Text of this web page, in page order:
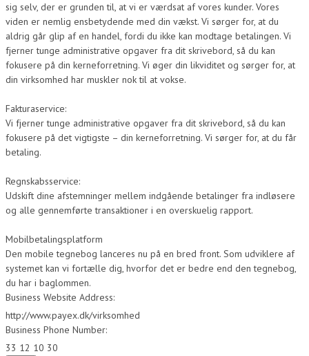
sig selv, der er grunden til, at vi er værdsat af vores kunder. Vores
viden er nemlig ensbetydende med din vækst. Vi sørger for, at du
aldrig går glip af en handel, fordi du ikke kan modtage betalingen. Vi
fjerner tunge administrative opgaver fra dit skrivebord, så du kan
fokusere på din kerneforretning. Vi øger din likviditet og sørger for, at
din virksomhed har muskler nok til at vokse.
Fakturaservice:
Vi fjerner tunge administrative opgaver fra dit skrivebord, så du kan
fokusere på det vigtigste – din kerneforretning. Vi sørger for, at du får
betaling.
Regnskabsservice:
Udskift dine afstemninger mellem indgående betalinger fra indløsere
og alle gennemførte transaktioner i en overskuelig rapport.
Mobilbetalingsplatform
Den mobile tegnebog lanceres nu på en bred front. Som udviklere af
systemet kan vi fortælle dig, hvorfor det er bedre end den tegnebog,
du har i baglommen.
Business Website Address:
http://www.payex.dk/virksomhed
Business Phone Number:
33 12 10 30